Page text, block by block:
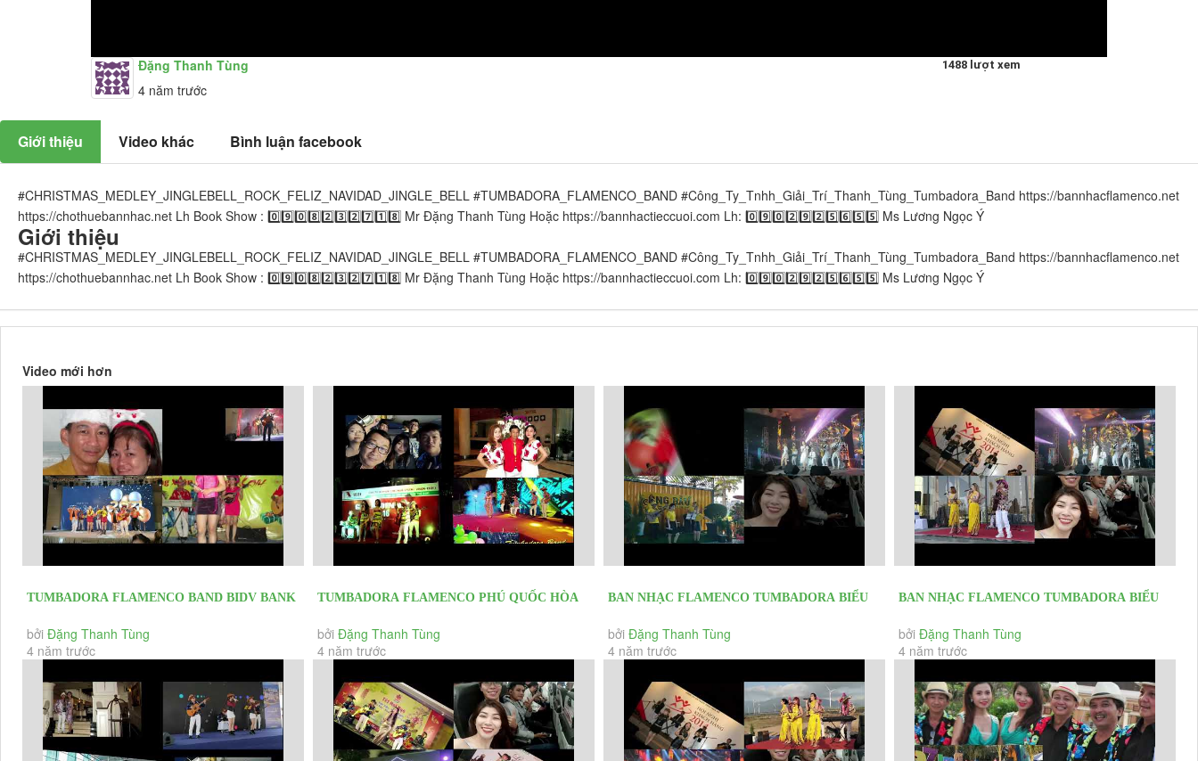
Đặng Thanh Tùng
4 năm trước
1488 lượt xem
Giới thiệu Video khác Bình luận facebook
#CHRISTMAS_MEDLEY_JINGLEBELL_ROCK_FELIZ_NAVIDAD_JINGLE_BELL #TUMBADORA_FLAMENCO_BAND​​​​ #Công_Ty_Tnhh_Giải_Trí_Thanh_Tùng_Tumbadora_Band​​​​ https://bannhacflamenco.net​​​​
https://chothuebannhac.net​​​​ Lh Book Show : 0️⃣9️⃣0️⃣8️⃣2️⃣3️⃣2️⃣7️⃣1️⃣8️⃣ Mr Đặng Thanh Tùng Hoặc https://bannhactieccuoi.com​​​​ Lh: 0️⃣9️⃣0️⃣2️⃣9️⃣2️⃣5️⃣6️⃣5️⃣5️⃣ Ms Lương Ngọc Ý
Giới thiệu
#CHRISTMAS_MEDLEY_JINGLEBELL_ROCK_FELIZ_NAVIDAD_JINGLE_BELL #TUMBADORA_FLAMENCO_BAND​​​​ #Công_Ty_Tnhh_Giải_Trí_Thanh_Tùng_Tumbadora_Band​​​​ https://bannhacflamenco.net​​​​
https://chothuebannhac.net​​​​ Lh Book Show : 0️⃣9️⃣0️⃣8️⃣2️⃣3️⃣2️⃣7️⃣1️⃣8️⃣ Mr Đặng Thanh Tùng Hoặc https://bannhactieccuoi.com​​​​ Lh: 0️⃣9️⃣0️⃣2️⃣9️⃣2️⃣5️⃣6️⃣5️⃣5️⃣ Ms Lương Ngọc Ý
Video mới hơn
TUMBADORA FLAMENCO BAND BIDV BANK
YEAR END PARTY 2020 & HAPPY NEW
YEAR...
bởi Đặng Thanh Tùng
4 năm trước
TUMBADORA FLAMENCO PHÚ QUỐC HÒA
BÌNH RESORT VISSION TECH CO YEAR
END...
bởi Đặng Thanh Tùng
4 năm trước
BAN NHẠC FLAMENCO TUMBADORA BIỂU
DIỄN CÁC SỰ KIỆN KHAI TRƯƠNG, HỘI...
bởi Đặng Thanh Tùng
4 năm trước
BAN NHẠC FLAMENCO TUMBADORA BIỂU
DIỄN CÁC SỰ KIỆN KHAI TRƯƠNG, HỘI...
bởi Đặng Thanh Tùng
4 năm trước